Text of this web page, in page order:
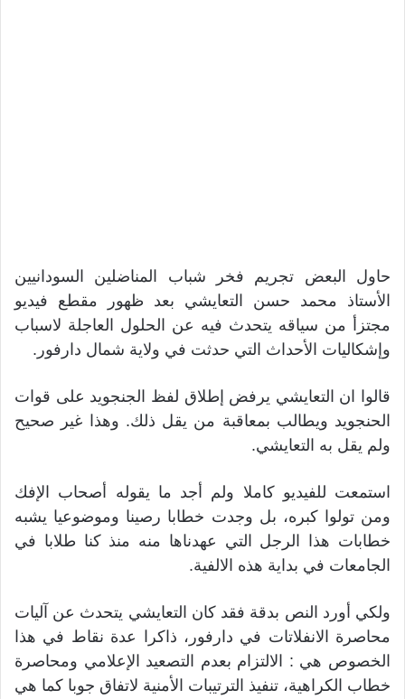
حاول البعض تجريم فخر شباب المناضلين السودانيين
الأستاذ محمد حسن التعايشي بعد ظهور مقطع فيديو
مجتزأ من سياقه يتحدث فيه عن الحلول العاجلة لاسباب
وإشكاليات الأحداث التي حدثت في ولاية شمال دارفور.
قالوا ان التعايشي يرفض إطلاق لفظ الجنجويد على قوات
الحنجويد ويطالب بمعاقبة من يقل ذلك. وهذا غير صحيح
ولم يقل به التعايشي.
استمعت للفيديو كاملا ولم أجد ما يقوله أصحاب الإفك
ومن تولوا كبره، بل وجدت خطابا رصينا وموضوعيا يشبه
خطابات هذا الرجل التي عهدناها منه منذ كنا طلابا في
الجامعات في بداية هذه الالفية.
ولكي أورد النص بدقة فقد كان التعايشي يتحدث عن آليات
محاصرة الانفلاتات في دارفور، ذاكرا عدة نقاط في هذا
الخصوص هي : الالتزام بعدم التصعيد الإعلامي ومحاصرة
خطاب الكراهية، تنفيذ الترتيبات الأمنية لاتفاق جوبا كما هي